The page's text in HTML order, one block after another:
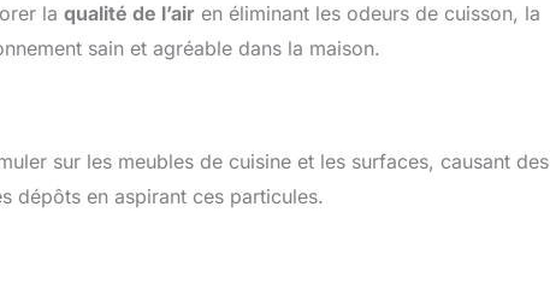
la qualité de l’air en éliminant les odeurs de cuisson, la
sain et agréable dans la maison.
sur les meubles de cuisine et les surfaces, causant des
dépôts en aspirant ces particules.